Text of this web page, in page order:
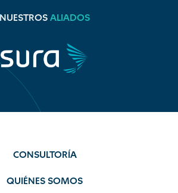
NUESTROS ALIADOS
CONSULTORÍA
QUIÉNES SOMOS